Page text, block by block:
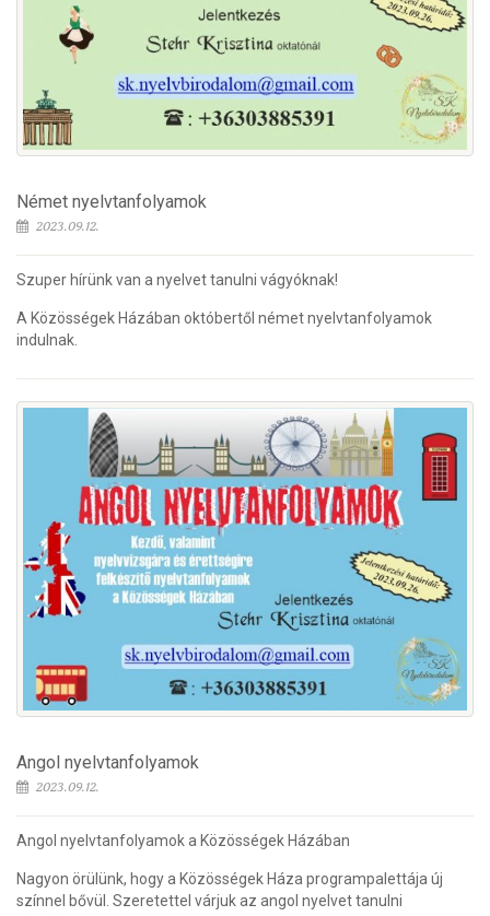
Német nyelvtanfolyamok
2023.09.12.
Szuper hírünk van a nyelvet tanulni vágyóknak!
A Közösségek Házában októbertől német nyelvtanfolyamok
indulnak.
Angol nyelvtanfolyamok
2023.09.12.
Angol nyelvtanfolyamok a Közösségek Házában
Nagyon örülünk, hogy a Közösségek Háza programpalettája új
színnel bővül. Szeretettel várjuk az angol nyelvet tanulni